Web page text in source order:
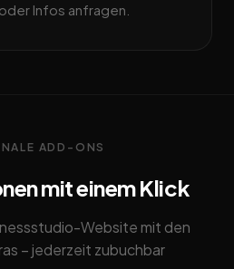
Infos anfragen.
ADD-ONS
mit einem Klick
Website mit den
– jederzeit zubuchbar